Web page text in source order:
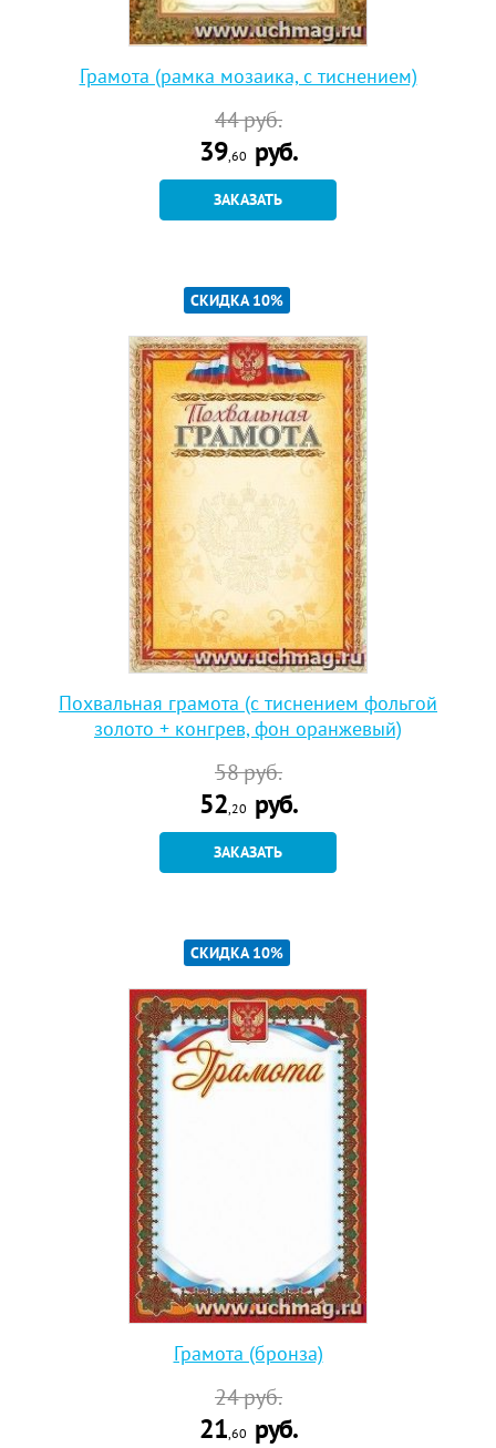
Грамота (рамка мозаика, с тиснением)
44руб.
39,60 руб.
ЗАКАЗАТЬ
СКИДКА 10%
Похвальная грамота (с тиснением фольгой
золото + конгрев, фон оранжевый)
58руб.
52 ,20 руб.
ЗАКАЗАТЬ
СКИДКА 10%
Грамота (бронза)
24руб.
21,60 руб.